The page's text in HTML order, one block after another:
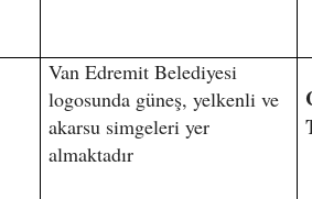
Van Edremit Belediyesi
logosunda güneş, yelkenli ve
akarsu simgeleri yer
almaktadır